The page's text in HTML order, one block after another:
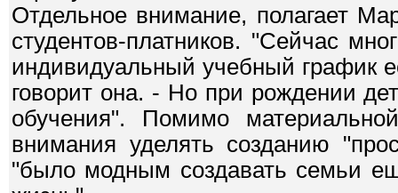
Отдельное внимание, полагает
студентов-платников. "Сейчас
индивидуальный учебный график
говорит она. - Но при рождении
обучения". Помимо
внимания уделять созданию
"было модным создавать семьи